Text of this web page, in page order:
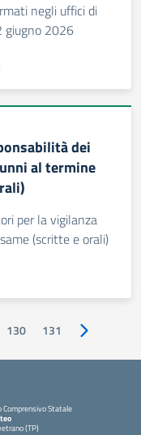
negli uffici di
giugno 2026
dei
al termine
per la vigilanza
(scritte e orali)
130 131 Pagina
Statale
(TP)